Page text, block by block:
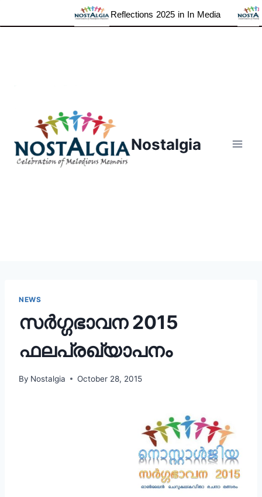
Reflections 2025 in In Media
Nostalgia
NEWS
സർഗ്ഗഭാവന 2015
ഫലപ്രഖ്യാപനം
By Nostalgia October 28, 2015